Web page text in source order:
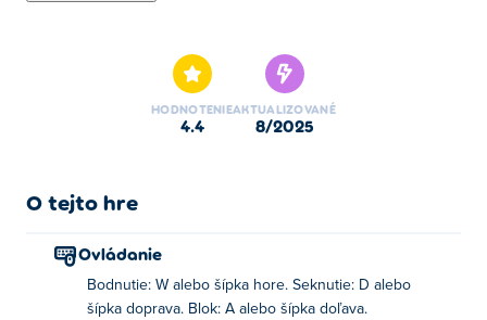
späť kráľovský ukradnutý poklad! Prebojujte sa cez vlny
hmyzích príšer, ktoré vám blokujú cestu, a použite svoju
silu a schopnosti, aby ste ich porazili. Použitím rôznych
zbrane, štíty a kúzla, ktoré vám pomôžu na ceste. Ste
Dungeons and Blades?
Ako hrať Dungeons and Blades?
HODNOTENIE
4.4
AKTUALIZOVANÉ
8/2025
O tejto hre
Ovládanie
Bodnutie: W alebo šípka hore. Seknutie: D alebo
šípka doprava. Blok: A alebo šípka doľava.